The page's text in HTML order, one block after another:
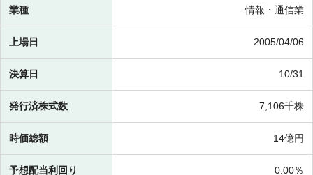
業種 情報・通信業
上場日 2005/04/06
決算日 10/31
発行済株式数 7,106千株
時価総額 14億円
予想配当利回り 0.00％